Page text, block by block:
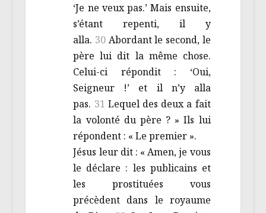
‘Je ne veux pas.’ Mais ensuite,
s’étant repenti, il y
alla. 30 Abordant le second, le
père lui dit la même chose.
Celui-ci répondit : ‘Oui,
Seigneur !’ et il n’y alla
pas. 31 Lequel des deux a fait
la volonté du père ? » Ils lui
répondent : « Le premier ».
Jésus leur dit : « Amen, je vous
le déclare : les publicains et
les prostituées vous
précèdent dans le royaume